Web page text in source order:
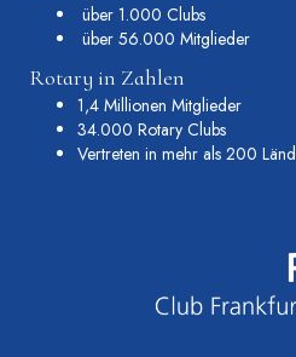
über 1.000 Clubs
über 56.000 Mitglieder
Rotary in Zahlen
1,4 Millionen Mitglieder
34.000 Rotary Clubs
Vertreten in mehr als 200